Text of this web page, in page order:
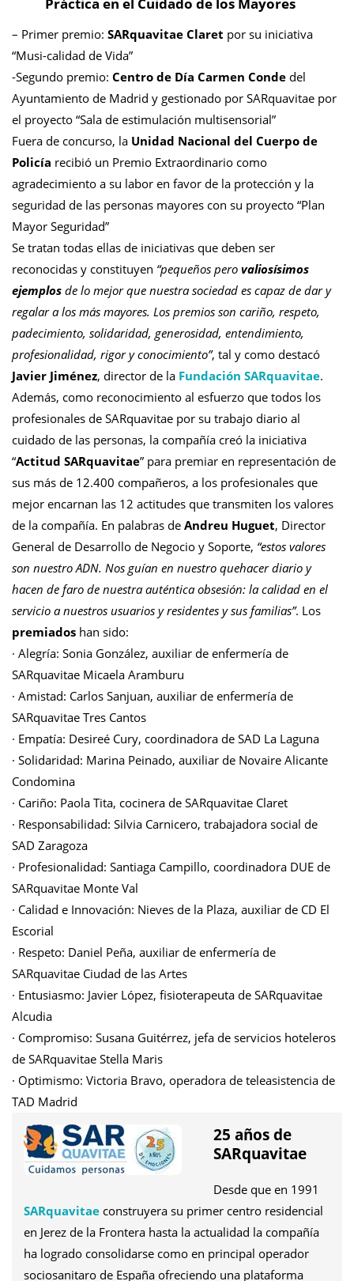
Práctica en el Cuidado de los Mayores
– Primer premio: SARquavitae Claret por su iniciativa
“Musi-calidad de Vida”
-Segundo premio: Centro de Día Carmen Conde del
Ayuntamiento de Madrid y gestionado por SARquavitae por
el proyecto “Sala de estimulación multisensorial”
Fuera de concurso, la Unidad Nacional del Cuerpo de
Policía recibió un Premio Extraordinario como
agradecimiento a su labor en favor de la protección y la
seguridad de las personas mayores con su proyecto “Plan
Mayor Seguridad”
Se tratan todas ellas de iniciativas que deben ser
reconocidas y constituyen “pequeños pero valiosísimos
ejemplos de lo mejor que nuestra sociedad es capaz de dar y
regalar a los más mayores. Los premios son cariño, respeto,
padecimiento, solidaridad, generosidad, entendimiento,
profesionalidad, rigor y conocimiento”, tal y como destacó
Javier Jiménez, director de la Fundación SARquavitae.
Además, como reconocimiento al esfuerzo que todos los
profesionales de SARquavitae por su trabajo diario al
cuidado de las personas, la compañía creó la iniciativa
“Actitud SARquavitae” para premiar en representación de
sus más de 12.400 compañeros, a los profesionales que
mejor encarnan las 12 actitudes que transmiten los valores
de la compañía. En palabras de Andreu Huguet, Director
General de Desarrollo de Negocio y Soporte, “estos valores
son nuestro ADN. Nos guían en nuestro quehacer diario y
hacen de faro de nuestra auténtica obsesión: la calidad en el
servicio a nuestros usuarios y residentes y sus familias”. Los
premiados han sido:
· Alegría: Sonia González, auxiliar de enfermería de
SARquavitae Micaela Aramburu
· Amistad: Carlos Sanjuan, auxiliar de enfermería de
SARquavitae Tres Cantos
· Empatía: Desireé Cury, coordinadora de SAD La Laguna
· Solidaridad: Marina Peinado, auxiliar de Novaire Alicante
Condomina
· Cariño: Paola Tita, cocinera de SARquavitae Claret
· Responsabilidad: Silvia Carnicero, trabajadora social de
SAD Zaragoza
· Profesionalidad: Santiaga Campillo, coordinadora DUE de
SARquavitae Monte Val
· Calidad e Innovación: Nieves de la Plaza, auxiliar de CD El
Escorial
· Respeto: Daniel Peña, auxiliar de enfermería de
SARquavitae Ciudad de las Artes
· Entusiasmo: Javier López, fisioterapeuta de SARquavitae
Alcudia
· Compromiso: Susana Guitérrez, jefa de servicios hoteleros
de SARquavitae Stella Maris
· Optimismo: Victoria Bravo, operadora de teleasistencia de
TAD Madrid
25 años de
SARquavitae
Desde que en 1991
SARquavitae construyera su primer centro residencial
en Jerez de la Frontera hasta la actualidad la compañía
ha logrado consolidarse como en principal operador
sociosanitaro de España ofreciendo una plataforma